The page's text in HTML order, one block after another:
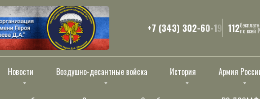
+7 (343) 302-60-19 112по всей
Новости Воздушно-десантные войска История Армия